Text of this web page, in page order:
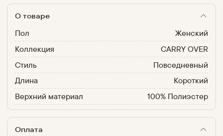
О товаре
Пол
Женский
Коллекция
CARRY OVER
Стиль
Повседневный
Длина
Короткий
Верхний материал
100% Полиэстер
Оплата